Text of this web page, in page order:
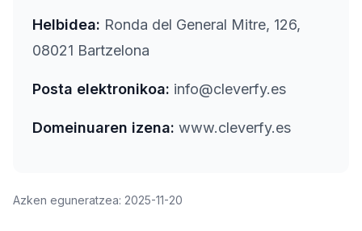
Helbidea: Ronda del General Mitre, 126,
08021 Bartzelona
Posta elektronikoa: info@cleverfy.es
Domeinuaren izena: www.cleverfy.es
Azken eguneratzea: 2025-11-20